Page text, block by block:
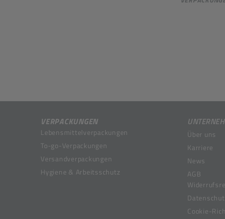
VERPACKUNGEN
Lebensmittelverpackungen
To-go-Verpackungen
Versandverpackungen
Hygiene & Arbeitsschutz
Über uns
Karriere
News
AGB
Cookie-